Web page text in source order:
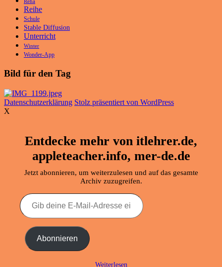
Reihe
Schule
Stable Diffusion
Unterricht
Winter
Wonder-App
Bild für den Tag
Datenschutzerklärung Stolz präsentiert von WordPress
X
Entdecke mehr von itlehrer.de,
appleteacher.info, mer-de.de
Jetzt abonnieren, um weiterzulesen und auf das gesamte
Archiv zuzugreifen.
Gib
deine
E-
Adresse
ein ... Abonnieren
Weiterlesen